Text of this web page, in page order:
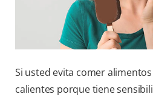
Si usted evita comer
calientes porque tiene